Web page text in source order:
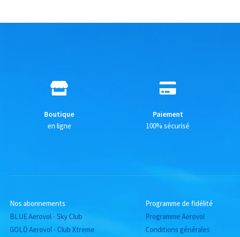
Boutique
en ligne
Paiement
100% sécurisé
Nos abonnements
BLUE Aerovol - Sky Club
GOLD Aerovol - Club Xtreme
Programme de fidélité
Programme Aerovol
Conditions générales